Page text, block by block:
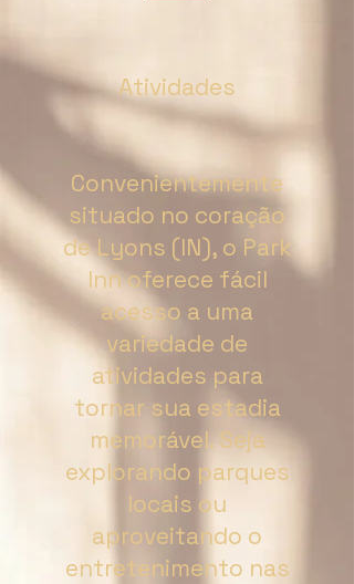
Atividades
Convenientemente
situado no coração
de Lyons (IN), o Park
Inn oferece fácil
acesso a uma
variedade de
atividades para
tornar sua estadia
memorável. Seja
explorando parques
locais ou
aproveitando o
entretenimento nas